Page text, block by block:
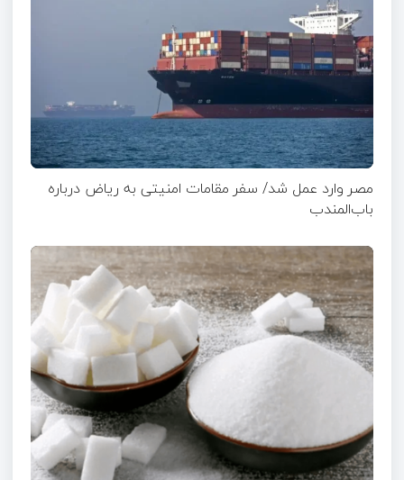
مصر وارد عمل شد/ سفر مقامات امنیتی به ریاض درباره
باب‌المندب